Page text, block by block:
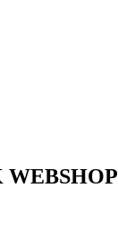
WEBSHOP